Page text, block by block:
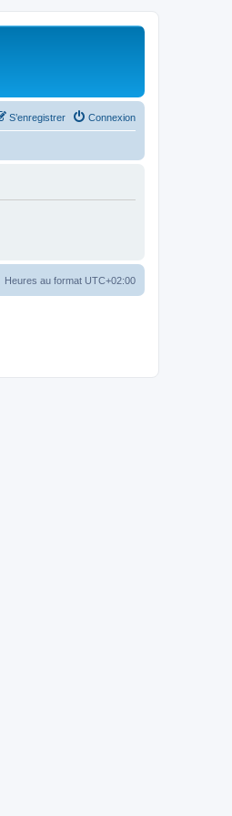
Connexion
S’enregistrer
Heures au format UTC+02:00